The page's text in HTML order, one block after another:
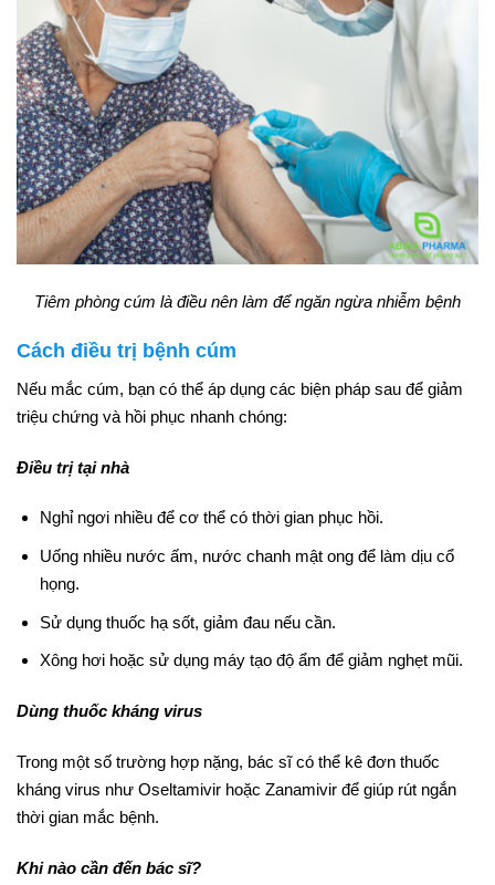
Tiêm phòng cúm là điều nên làm để ngăn ngừa nhiễm bệnh
Cách điều trị bệnh cúm
Nếu mắc cúm, bạn có thể áp dụng các biện pháp sau để giảm
triệu chứng và hồi phục nhanh chóng:
Điều trị tại nhà
Nghỉ ngơi nhiều để cơ thể có thời gian phục hồi.
Uống nhiều nước ấm, nước chanh mật ong để làm dịu cổ
họng.
Sử dụng thuốc hạ sốt, giảm đau nếu cần.
Xông hơi hoặc sử dụng máy tạo độ ẩm để giảm nghẹt mũi.
Dùng thuốc kháng virus
Trong một số trường hợp nặng, bác sĩ có thể kê đơn thuốc
kháng virus như Oseltamivir hoặc Zanamivir để giúp rút ngắn
thời gian mắc bệnh.
Khi nào cần đến bác sĩ?